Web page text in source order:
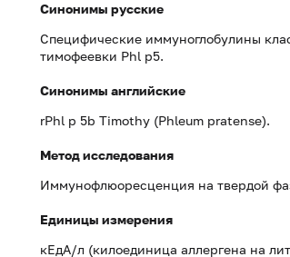
Синонимы русские
Специфические иммуноглобулины
тимофеевки Phl p5.
Синонимы английские
rPhl p 5b Timothy (Phleum pratense).
Метод исследования
Иммунофлюоресценция на твердой
Единицы измерения
кЕдА/л (килоединица аллергена на